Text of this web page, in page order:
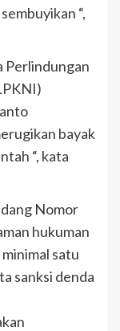
“,
Perlindungan
bayak
“, kata
Nomor
hukuman
satu
sanksi denda